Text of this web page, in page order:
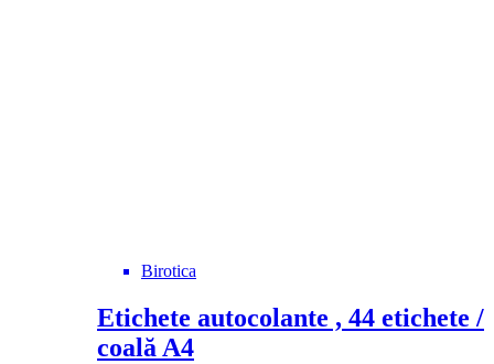
Birotica
Etichete autocolante , 44 etichete /
coală A4